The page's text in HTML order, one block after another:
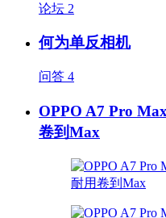
论坛 2
何为单反相机
问答 4
OPPO A7 Pro
卷到Max